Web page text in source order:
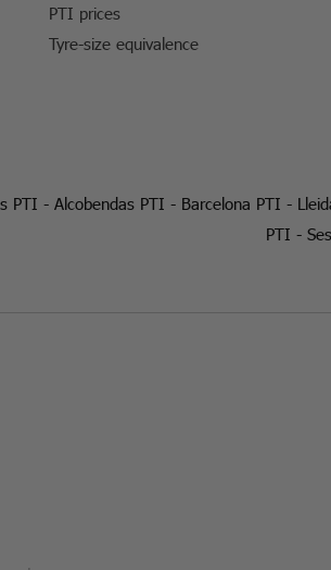
PTI prices
Tyre-size equivalence
PTI - Alcobendas PTI - Barcelona PTI -
PTI -